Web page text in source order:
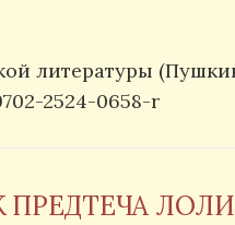
литературы
2524-0658-r
ПРЕДТЕЧА